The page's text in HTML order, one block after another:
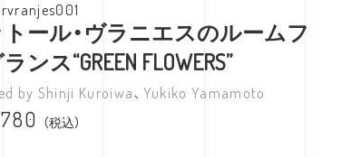
トール・ヴラニエスのルームフ
ンス“GREEN FLOWERS”
Shinji Kuroiwa、Yukiko Yamamoto
税込